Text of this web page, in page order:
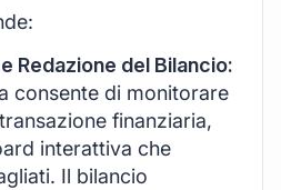
Redazione del Bilancio:
consente di monitorare
finanziaria,
interattiva che
Il bilancio